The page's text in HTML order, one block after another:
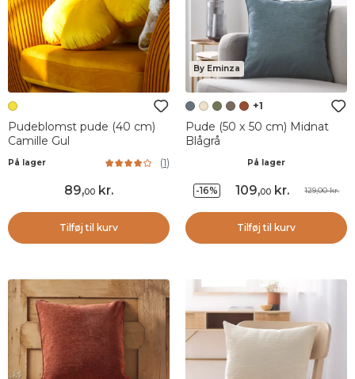
Pudeblomst pude (40 cm)
Camille Gul
På lager (1)
89,00 kr.
Tilføj til kurv
By Eminza
+1
Pude (50 x 50 cm) Midnat
Blågrå
På lager
-16% 109,00kr. 129,00 kr.
Tilføj til kurv